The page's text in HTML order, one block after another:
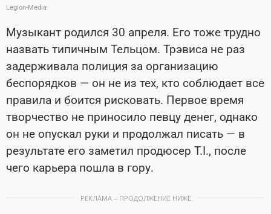
Legion-Media
Музыкант родился 30 апреля. Его тоже трудно
назвать типичным Тельцом. Трэвиса не раз
задерживала полиция за организацию
беспорядков — он не из тех, кто соблюдает все
правила и боится рисковать. Первое время
творчество не приносило певцу денег, однако
он не опускал руки и продолжал писать — в
результате его заметил продюсер T.I., после
чего карьера пошла в гору.
РЕКЛАМА – ПРОДОЛЖЕНИЕ НИЖЕ